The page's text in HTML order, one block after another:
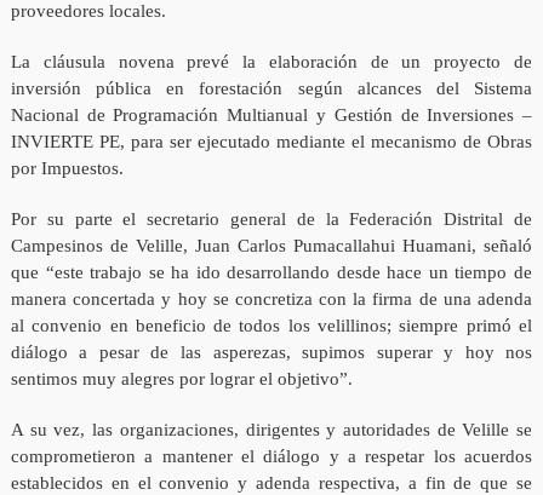
proveedores locales.
La cláusula novena prevé la elaboración de un proyecto de
inversión pública en forestación según alcances del Sistema
Nacional de Programación Multianual y Gestión de Inversiones –
INVIERTE PE, para ser ejecutado mediante el mecanismo de Obras
por Impuestos.
Por su parte el secretario general de la Federación Distrital de
Campesinos de Velille, Juan Carlos Pumacallahui Huamani, señaló
que “este trabajo se ha ido desarrollando desde hace un tiempo de
manera concertada y hoy se concretiza con la firma de una adenda
al convenio en beneficio de todos los velillinos; siempre primó el
diálogo a pesar de las asperezas, supimos superar y hoy nos
sentimos muy alegres por lograr el objetivo”.
A su vez, las organizaciones, dirigentes y autoridades de Velille se
comprometieron a mantener el diálogo y a respetar los acuerdos
establecidos en el convenio y adenda respectiva, a fin de que se